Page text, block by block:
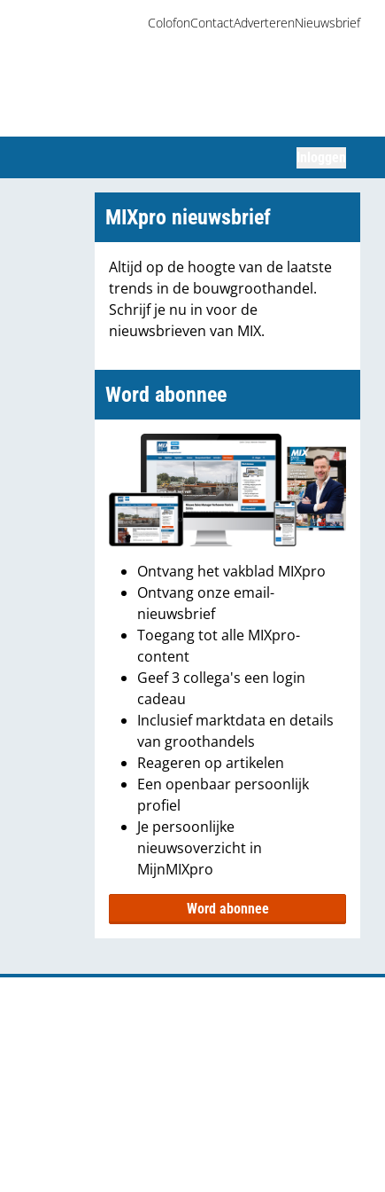
ColofonContactAdverterenNieuwsbrief
MIXpro nieuwsbrief
Altijd op de hoogte van de laatste
trends in de bouwgroothandel.
Schrijf je nu in voor de
nieuwsbrieven van MIX.
Word abonnee
Ontvang het vakblad MIXpro
Ontvang onze email-
nieuwsbrief
Toegang tot alle MIXpro-
content
Geef 3 collega's een login
cadeau
Inclusief marktdata en details
van groothandels
Reageren op artikelen
Een openbaar persoonlijk
profiel
Je persoonlijke
nieuwsoverzicht in
MijnMIXpro
Word abonnee